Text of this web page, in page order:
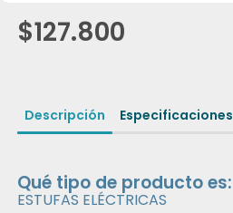
$127.800
Descripción Especificaciones
Qué tipo de producto es:
ESTUFAS ELÉCTRICAS